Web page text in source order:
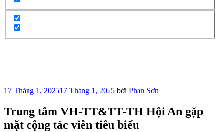
Đăng
17 Tháng 1, 202517 Tháng 1, 2025 bởi Phan Sơn
Trung tâm VH-TT&TT-TH Hội An gặp
mặt cộng tác viên tiêu biểu